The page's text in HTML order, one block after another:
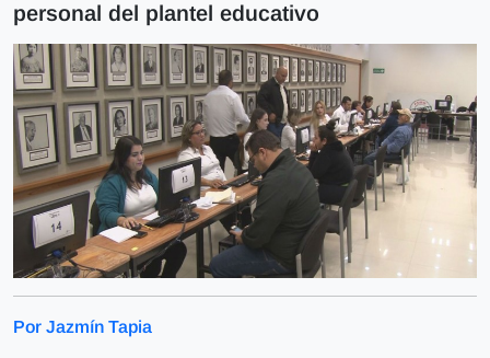
personal del plantel educativo
Por Jazmín Tapia